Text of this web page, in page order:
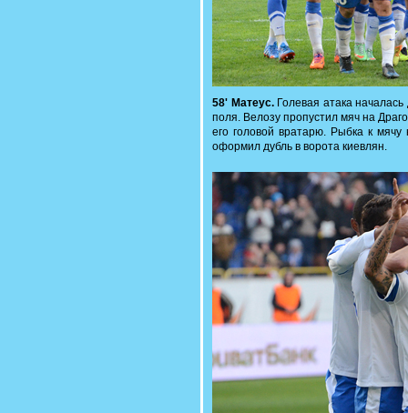
58' Матеус.Голевая атака
поля. Велозу пропустил мяч на
его головой вратарю. Рыбка к
оформил дубль в ворота киевлян.